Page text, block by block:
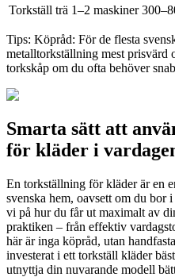
Torkställ trä 1–2 maskiner
Tips: Köpråd: För de flesta
metalltorkställning mest prisvärd
torkskåp om du ofta behöver
Smarta sätt att
för kläder i
En torkställning för kläder är en
svenska hem, oavsett om du bor
vi på hur du får ut maximalt av
praktiken – från effektiv
här är inga köpråd, utan
investerat i ett torkställ kläder
utnyttja din nuvarande modell